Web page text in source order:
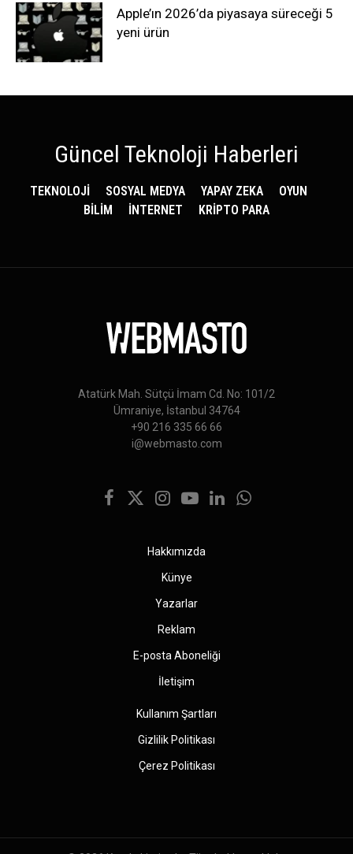
Apple’ın 2026’da piyasaya süreceği 5
yeni ürün
Güncel Teknoloji Haberleri
TEKNOLOJİ SOSYAL MEDYA YAPAY ZEKA
OYUN
BİLİM
İNTERNET KRİPTO PARA
Atatürk Mah. Sütçü İmam Cd. No: 101/2
Ümraniye, İstanbul 34764
+90 216 335 66 66
i@webmasto.com
Facebook
X
Instagram
YouTubeLinkedInWhatsApp
Hakkımızda
Künye
Yazarlar
Reklam
E-posta Aboneliği
İletişim
Kullanım Şartları
Gizlilik Politikası
Çerez Politikası